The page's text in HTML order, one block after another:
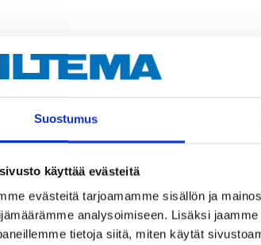
Suostumus
käyttää evästeitä
evästeitä tarjoamamme sisällön ja
analysoimiseen. Lisäksi
tietoja siitä, miten käytät